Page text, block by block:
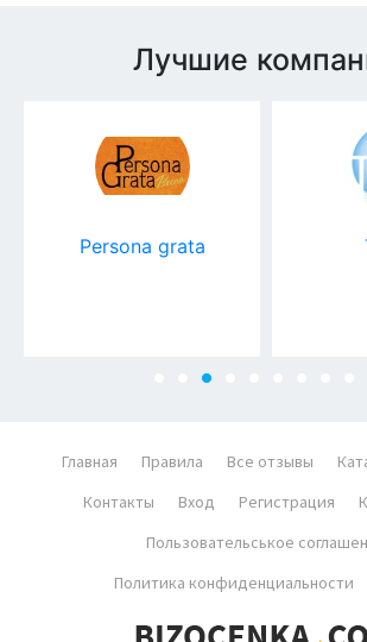
Лучшие
Persona grata
Главная Правила Все отзывы
Контакты
Вход Регистрация
Пользовательськое
Политика конфиденциальности